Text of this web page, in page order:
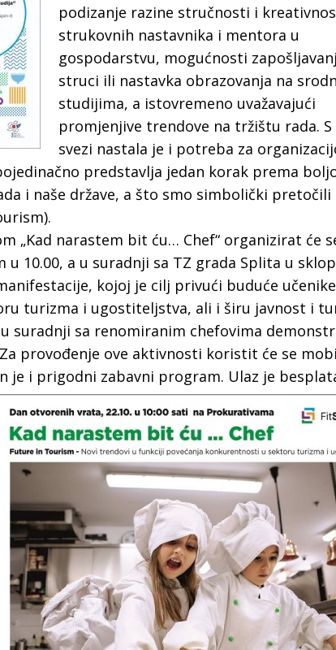
podizanje razine stručnosti i
strukovnih nastavnika i mentora u
gospodarstvu, mogućnosti
struci ili nastavka obrazovanja na
studijima, a istovremeno uvažavajući
promjenjive trendove na tržištu rada.
svezi nastala je i potreba za
predstavlja jedan korak prema
i naše države, a što smo simbolički pretočili
„Kad narastem bit ću… Chef“ organizirat će
u 10.00, a u suradnji sa TZ grada Splita u
kojoj je cilj privući buduće
turizma i ugostiteljstva, ali i širu javnost i
suradnji sa renomiranim chefovima
provođenje ove aktivnosti koristit će se
je i prigodni zabavni program. Ulaz je